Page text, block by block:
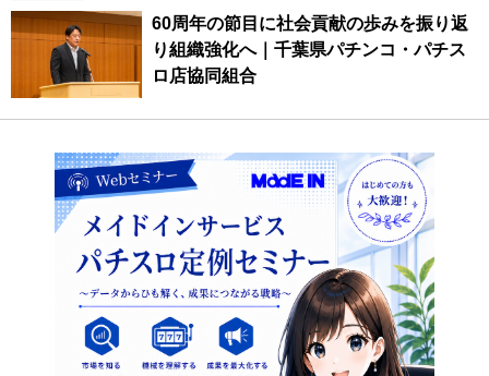
60周年の節目に社会貢献の歩みを振り返
り組織強化へ｜千葉県パチンコ・パチス
ロ店協同組合